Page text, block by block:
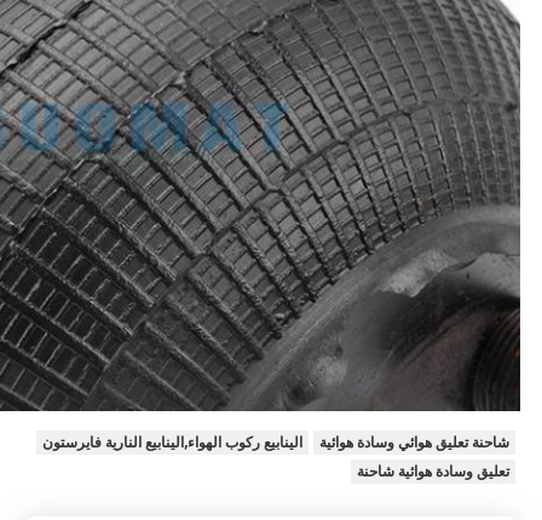
شاحنة تعليق هوائي وسادة هوائية
الينابيع ركوب الهواء,الينابيع النارية فايرستون
تعليق وسادة هوائية شاحنة